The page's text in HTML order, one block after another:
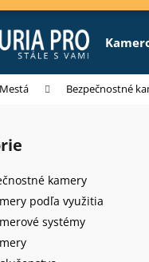
Mestá Bezpečnostné
kamery
podľa využitia
systémy